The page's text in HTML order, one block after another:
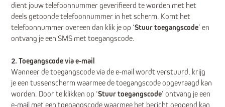
dient jouw telefoonnummer geverifieerd te worden met het
deels getoonde telefoonnummer in het scherm. Komt het
telefoonnummer overeen dan klik je op ‘Stuur toegangscode’ en
ontvang je een SMS met toegangscode.
2. Toegangscode via e-mail
Wanneer de toegangscode via de e-mail wordt verstuurd, krijg
je een tussenscherm waarmee de toegangscode opgevraagd kan
worden. Door te klikken op ‘Stuur toegangscode’ ontvang je een
e-mail met een toegangscode waarmee het bericht geopend kan